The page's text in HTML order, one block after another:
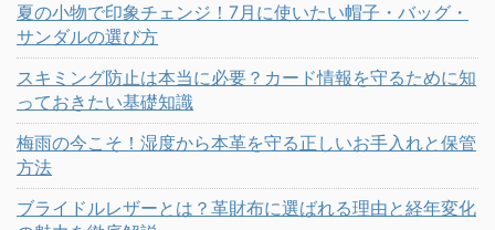
夏の小物で印象チェンジ！7月に使いたい帽子・バッグ・
サンダルの選び方
スキミング防止は本当に必要？カード情報を守るために知
っておきたい基礎知識
梅雨の今こそ！湿度から本革を守る正しいお手入れと保管
方法
ブライドルレザーとは？革財布に選ばれる理由と経年変化